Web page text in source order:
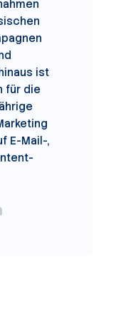
ist
für die
E-Mail-,